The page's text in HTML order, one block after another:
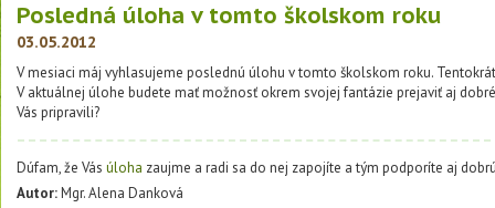
Posledná úloha v tomto školskom roku
03.05.2012
V mesiaci máj vyhlasujeme poslednú úlohu v tomto školskom roku.
V aktuálnej úlohe budete mať možnosť okrem svojej fantázie prejaviť aj
Vás pripravili?
Dúfam, že Vásúloha zaujme a radi sa do nej zapojíte a tým podporíte aj
Autor:Mgr. Alena Danková